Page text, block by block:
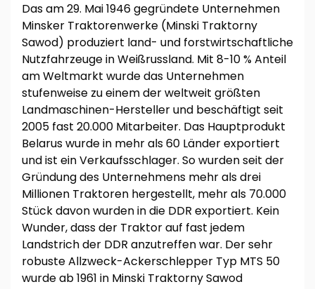
Das am 29. Mai 1946 gegründete Unternehmen
Minsker Traktorenwerke (Minski Traktorny
Sawod) produziert land- und forstwirtschaftliche
Nutzfahrzeuge in Weißrussland. Mit 8-10 % Anteil
am Weltmarkt wurde das Unternehmen
stufenweise zu einem der weltweit größten
Landmaschinen-Hersteller und beschäftigt seit
2005 fast 20.000 Mitarbeiter. Das Hauptprodukt
Belarus wurde in mehr als 60 Länder exportiert
und ist ein Verkaufsschlager. So wurden seit der
Gründung des Unternehmens mehr als drei
Millionen Traktoren hergestellt, mehr als 70.000
Stück davon wurden in die DDR exportiert. Kein
Wunder, dass der Traktor auf fast jedem
Landstrich der DDR anzutreffen war. Der sehr
robuste Allzweck-Ackerschlepper Typ MTS 50
wurde ab 1961 in Minski Traktorny Sawod